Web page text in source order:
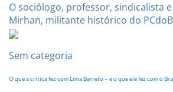
O sociólogo, professor, sindicalista
Mirhan, militante histórico do
Sem categoria
O que a crítica fez com Lima Barreto – e o que ele fez com o